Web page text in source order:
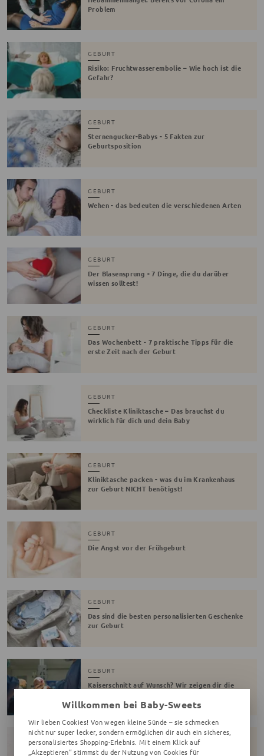
Problem
GEBURT
Risiko: Fruchtwasserembolie – Wie hoch ist die
Gefahr?
GEBURT
Sternengucker-Babys - 5 Fakten zur
Geburtsposition
GEBURT
Wehen - das bedeuten die verschiedenen Arten
GEBURT
Der Blasensprung - 7 Dinge, die du darüber
wissen solltest!
GEBURT
Das Wochenbett - 7 praktische Tipps für die
erste Zeit nach der Geburt
GEBURT
Checkliste Kliniktasche – Das brauchst du
wirklich für dich und dein Baby
GEBURT
Kliniktasche packen - was du im Krankenhaus
zur Geburt NICHT benötigst!
GEBURT
Die Angst vor der Frühgeburt
GEBURT
Das sind die besten personalisierten Geschenke
zur Geburt
GEBURT
Kaiserschnitt auf Wunsch? Wir zeigen dir die
GEBURT
Hypnobirthing – alles Wissenswerte zur Geburt
Willkommen bei Baby-Sweets
Wir lieben Cookies! Von wegen kleine Sünde – sie schmecken
nicht nur super lecker, sondern ermöglichen dir auch ein sicheres,
personalisiertes Shopping-Erlebnis. Mit einem Klick auf
„Akzeptieren“ stimmst du der Nutzung von Cookies für